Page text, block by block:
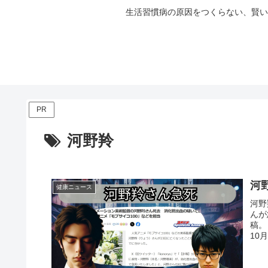
生活習慣病の原因をつくらない、賢
PR
河野羚
健康ニュース 河
河
ん
稿
10